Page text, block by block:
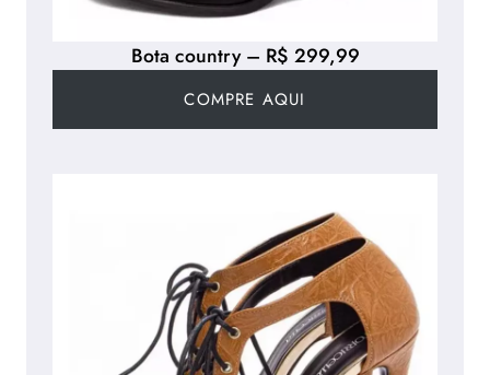
Bota country – R$ 299,99
COMPRE AQUI